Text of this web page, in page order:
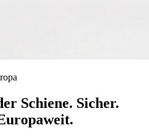
Schiene. Sicher.